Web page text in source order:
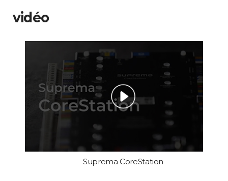
vidéo
Suprema CoreStation